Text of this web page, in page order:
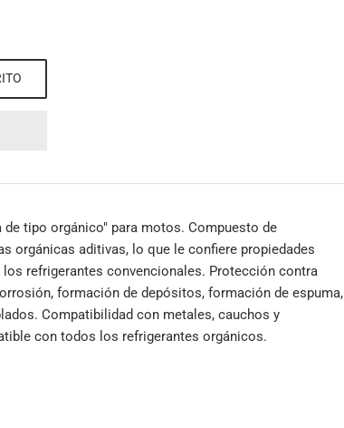
de tipo orgánico" para motos. Compuesto de
orgánicas aditivas, lo que le confiere propiedades
refrigerantes convencionales. Protección contra
formación de depósitos, formación de espuma,
Compatibilidad con metales, cauchos y
con todos los refrigerantes orgánicos.